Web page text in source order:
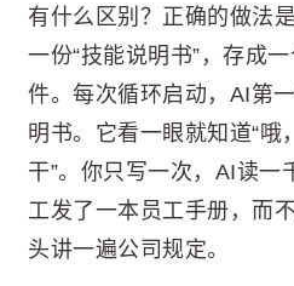
有什么区别？正确的做法
一份“技能说明书”，存成
件。每次循环启动，AI第
明书。它看一眼就知道“哦
干”。你只写一次，AI读一
工发了一本员工手册，而
头讲一遍公司规定。